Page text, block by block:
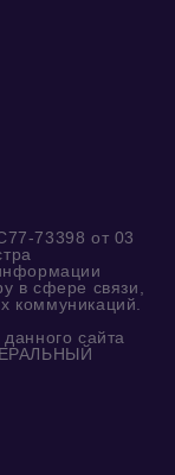
73398 от 03
в сфере связи,
коммуникаций.
сайта